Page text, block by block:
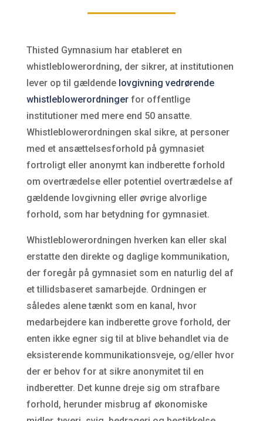
Thisted Gymnasium har etableret en
whistleblowerordning, der sikrer, at institutionen
lever op til gældende lovgivning vedrørende
whistleblowerordningerfor offentlige
institutioner med mere end 50 ansatte.
Whistleblowerordningen skal sikre, at personer
med et ansættelsesforhold på gymnasiet
fortroligt eller anonymt kan indberette forhold
om overtrædelse eller potentiel overtrædelse af
gældende lovgivning eller øvrige alvorlige
forhold, som har betydning for gymnasiet.
Whistleblowerordningen hverken kan eller skal
erstatte den direkte og daglige kommunikation,
der foregår på gymnasiet som en naturlig del af
et tillidsbaseret samarbejde. Ordningen er
således alene tænkt som en kanal, hvor
medarbejdere kan indberette grove forhold, der
enten ikke egner sig til at blive behandlet via de
eksisterende kommunikationsveje, og/eller hvor
der er behov for at sikre anonymitet til en
indberetter. Det kunne dreje sig om strafbare
forhold, herunder misbrug af økonomiske